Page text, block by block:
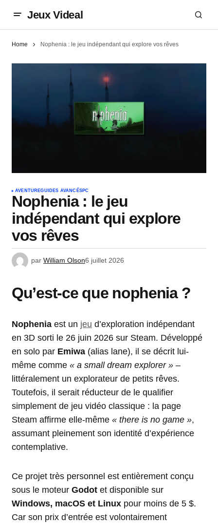
Jeux Videal
Home Nophenia : le jeu indépendant qui explore vos rêves
AVENTUREGUIDES AVANCÉSPC
Nophenia : le jeu
indépendant qui explore
vos rêves
par William Olson6 juillet 2026
Qu’est-ce que nophenia ?
Nophenia est un jeu d’exploration indépendant
en 3D sorti le 26 juin 2026 sur Steam. Développé
en solo par Emiwa (alias lane), il se décrit lui-
même comme « a small dream explorer » –
littéralement un explorateur de petits rêves.
Toutefois, il serait réducteur de le qualifier
simplement de jeu vidéo classique : la page
Steam affirme elle-même « there is no game »,
assumant pleinement son identité d’expérience
contemplative.
Ce projet très personnel est entièrement conçu
sous le moteur Godot et disponible sur
Windows, macOS et Linux pour moins de 5 $.
Car son prix d’entrée est volontairement